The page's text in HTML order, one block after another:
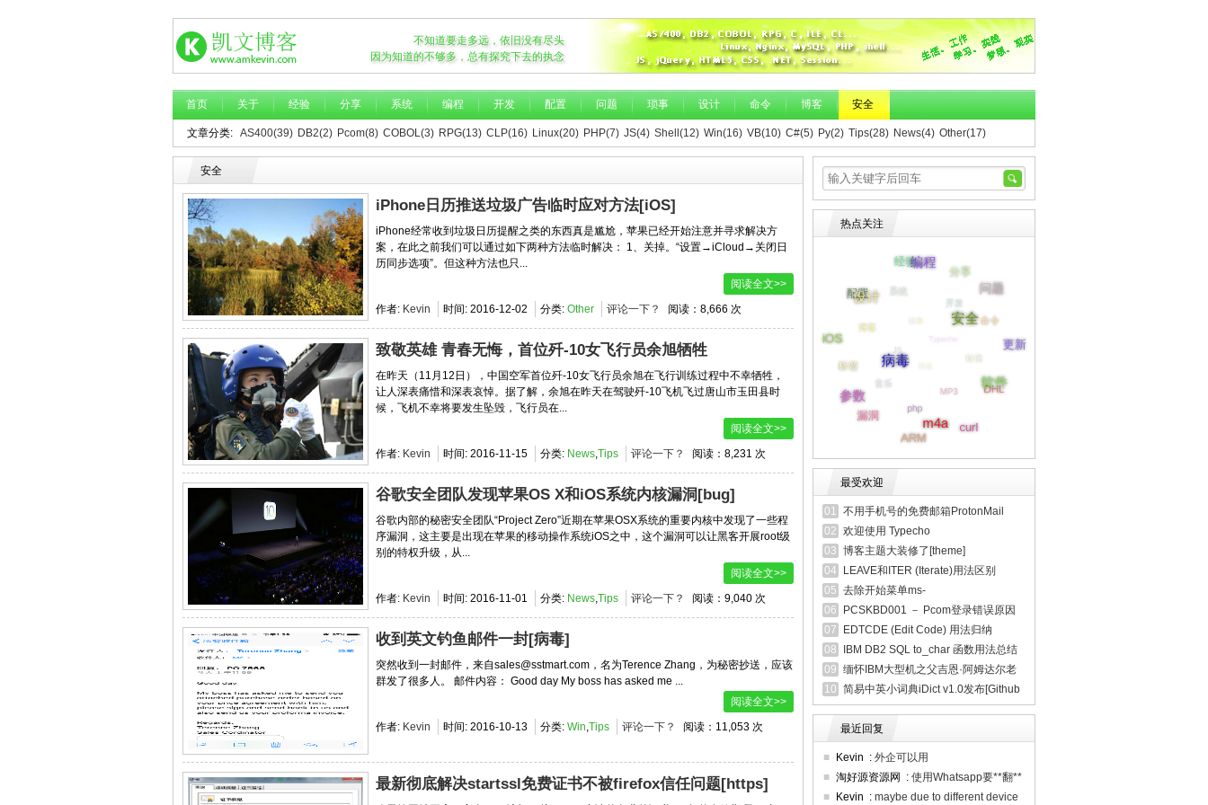
不知道要走多远，依旧没有尽头
因为知道的不够多，总有探究下去的执念
首页 关于 经验 分享 系统 编程 开发 配置 问题 琐事 设计 命令 博客 安全
文章分类: AS400(39) DB2(2) Pcom(8) COBOL(3) RPG(13) CLP(16) Linux(20) PHP(7) JS(4) Shell(12) Win(16) VB(10) C#(5) Py(2) Tips(28) News(4) Other(17)
安全
iPhone日历推送垃圾广告临时应对方法[iOS]
iPhone经常收到垃圾日历提醒之类的东西真是尴尬，苹果已经开始注意并寻求解决方
案，在此之前我们可以通过如下两种方法临时解决： 1、关掉。“设置→iCloud→关闭日
历同步选项”。但这种方法也只...
阅读全文>>
作者: Kevin 时间: 2016-12-02 分类: Other 阅读：8,666 次
评论一下？
致敬英雄 青春无悔，首位歼-10女飞行员余旭牺牲
在昨天（11月12日），中国空军首位歼-10女飞行员余旭在飞行训练过程中不幸牺牲，
让人深表痛惜和深表哀悼。据了解，余旭在昨天在驾驶歼-10飞机飞过唐山市玉田县时
候，飞机不幸将要发生坠毁，飞行员在...
阅读全文>>
作者: Kevin 时间: 2016-11-15 分类: News,Tips 阅读：8,231 次
评论一下？
谷歌安全团队发现苹果OS X和iOS系统内核漏洞[bug]
谷歌内部的秘密安全团队“Project Zero”近期在苹果OSX系统的重要内核中发现了一些程
序漏洞，这主要是出现在苹果的移动操作系统iOS之中，这个漏洞可以让黑客开展root级
别的特权升级，从...
阅读全文>>
作者: Kevin 时间: 2016-11-01 分类: News,Tips 阅读：9,040 次
评论一下？
收到英文钓鱼邮件一封[病毒]
突然收到一封邮件，来自sales@sstmart.com，名为Terence Zhang，为秘密抄送，应该
群发了很多人。 邮件内容： Good day My boss has asked me ...
阅读全文>>
作者: Kevin 时间: 2016-10-13 分类: Win,Tips 阅读：11,053 次
评论一下？
最新彻底解决startssl免费证书不被firefox信任问题[https]
热点关注
最受欢迎
01 不用手机号的免费邮箱ProtonMail
02 欢迎使用 Typecho
03 博客主题大装修了[theme]
04
LEAVE和ITER (Iterate)用法区别
[rpgle]
05 去除开始菜单ms-
resource:appname/text幽灵快捷方式
06
PCSKBD001 － Pcom登录错误原因
及解决办法
07
EDTCDE (Edit Code) 用法归纳
08
IBM DB2 SQL to_char 函数用法总结
[SQL]
09 缅怀IBM大型机之父吉恩·阿姆达尔老
人
10 简易中英小词典iDict v1.0发布[Github
开源]
最近回复
■ Kevin : 外企可以用
■ 淘好源资源网 : 使用Whatsapp要**翻**
墙吗？
■ Kevin : maybe due to different device